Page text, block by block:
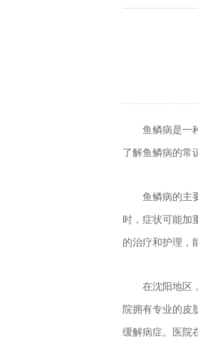
鱼鳞病是一
了解鱼鳞病的常
鱼鳞病的主
时，症状可能加
的治疗和护理，
在沈阳地区
院拥有专业的皮
缓解病症。医院